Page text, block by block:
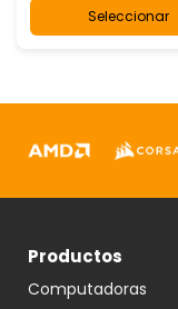
Seleccionar
Productos
Computadoras